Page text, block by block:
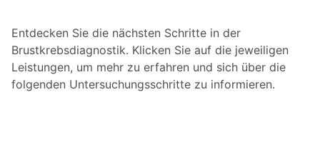
Entdecken Sie die nächsten Schritte in der
Brustkrebsdiagnostik. Klicken Sie auf die jeweiligen
Leistungen, um mehr zu erfahren und sich über die
folgenden Untersuchungsschritte zu informieren.